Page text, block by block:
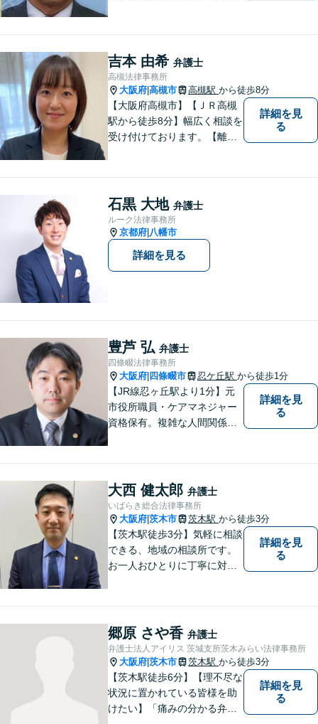
【成年後見】など将来の不安
の予防まで。
吉本 由希 弁護士
高槻法律事務所
大阪府 高槻市 高槻駅 から徒歩8分
【大阪府高槻市】【ＪＲ高槻
駅から徒歩8分】幅広く相談を
受け付けております。【離
ど将来の不安の予防まで。
詳細を見
る
石黒 大地 弁護士
ルーク法律事務所
京都府 八幡市
詳細を見る
豊芦 弘 弁護士
四條畷法律事務所
大阪府 四條畷市 忍ケ丘駅 から徒歩1分
【JR線忍ヶ丘駅より1分】元
市役所職員・ケアマネジャー
資格保有。複雑な人間関係が
詳細を見
る
大西 健太郎 弁護士
いばらき総合法律事務所
大阪府 茨木市 茨木駅 から徒歩3分
【茨木駅徒歩3分】気軽に相談
できる、地域の相談所です。
お一人おひとりに丁寧に対応
お困りごとがあれば、すぐに
ご相談を！
詳細を見
る
郷原 さや香 弁護士
弁護士法人アイリス 茨城支所茨木みらい法律事務所
大阪府 茨木市 茨木駅 から徒歩3分
【茨木駅徒歩6分】【理不尽な
状況に置かれている皆様を助
けたい】「痛みの分かる弁護
詳細を見
る